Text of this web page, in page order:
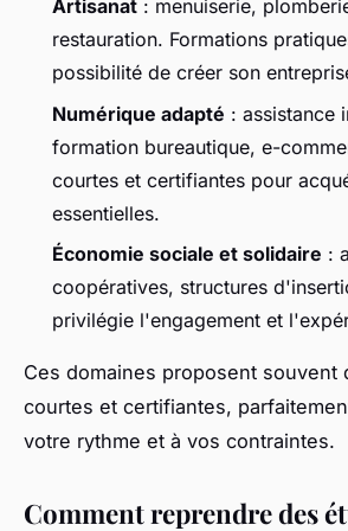
Artisanat : menuiserie,
restauration. Formations
possibilité de créer son
Numérique adapté : assistance
formation bureautique, e-
courtes et certifiantes pour
essentielles.
Économie sociale et solidaire :
coopératives, structures
privilégie l'engagement et
Ces domaines proposent souvent
courtes et certifiantes,
votre rythme et à vos contraintes.
Comment reprendre des